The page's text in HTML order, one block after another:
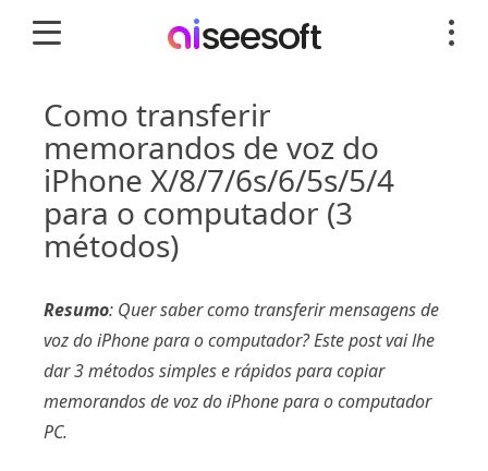
Como transferir
memorandos de voz do
iPhone X/8/7/6s/6/5s/5/4
para o computador (3
métodos)
Resumo: Quer saber como transferir mensagens de
voz do iPhone para o computador? Este post vai lhe
dar 3 métodos simples e rápidos para copiar
memorandos de voz do iPhone para o computador
PC.